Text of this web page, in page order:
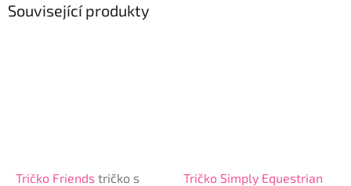
Související produkty
Tričko Friends tričko s
Tričko Simply Equestrian